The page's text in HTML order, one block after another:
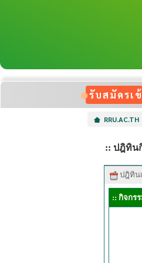
รับสมัครเ
RRU.AC.TH
:: ปฎิทิน
ปฎิทิน
:: กิจกร